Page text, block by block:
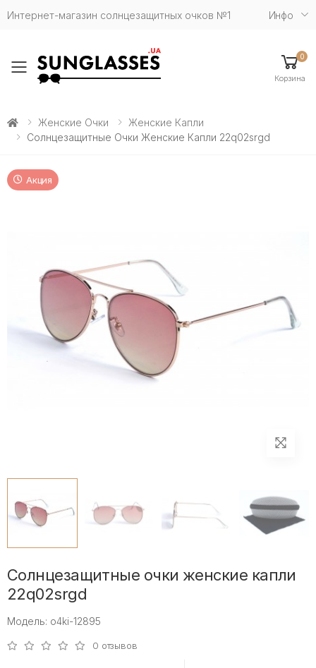
Интернет-магазин солнцезащитных очков №1 Инфо
Toggle mobile menu
0
Корзина
Женские Очки
Женские Капли
Солнцезащитные Очки Женские Капли 22q02srgd
Акция
Солнцезащитные очки женские капли
22q02srgd
Модель: o4ki-12895
0 отзывов